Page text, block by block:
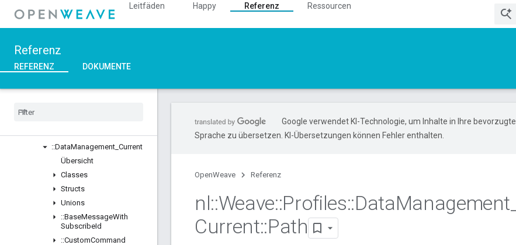
Leitfäden Happy Referenz
Ressourcen
Referenz
REFERENZ DOKUMENTE
::Crypto
::DeviceManager
::Profiles
Classes
::DataManagement Current
Übersicht
Classes
Structs
Unions
::BaseMessageWith
SubscribeId
::CustomCommand
Google verwendet KI-Technologie, um Inhalte in Ihre bevorzugte
Sprache zu übersetzen. KI-Übersetzungen können Fehler enthalten.
OpenWeave Referenz
nl::Weave::Profiles::DataManagement
Current::Path